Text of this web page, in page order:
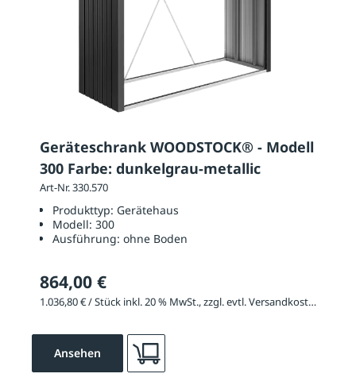
Geräteschrank WOODSTOCK® - Modell
300 Farbe: dunkelgrau-metallic
Art-Nr. 330.570
Produkttyp: Gerätehaus
Modell: 300
Ausführung: ohne Boden
864,00 €
1.036,80 € / Stück inkl. 20 % MwSt., zzgl. evtl. Versandkosten
Ansehen